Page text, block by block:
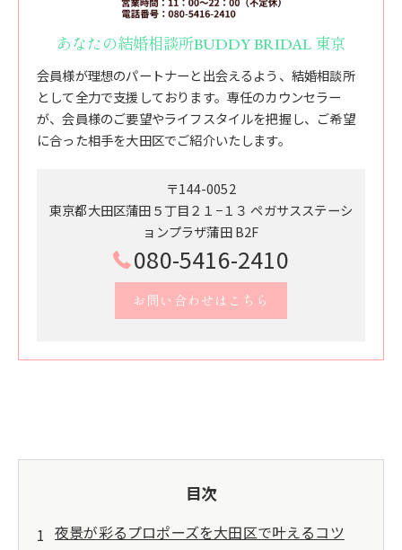
あなたの結婚相談所BUDDY BRIDAL 東京
会員様が理想のパートナーと出会えるよう、結婚相談所
として全力で支援しております。専任のカウンセラー
が、会員様のご要望やライフスタイルを把握し、ご希望
に合った相手を大田区でご紹介いたします。
〒144-0052
東京都大田区蒲田５丁目２１−１３ ペガサスステーシ
ョンプラザ蒲田 B2F
080-5416-2410
お問い合わせはこちら
目次
夜景が彩るプロポーズを大田区で叶えるコツ